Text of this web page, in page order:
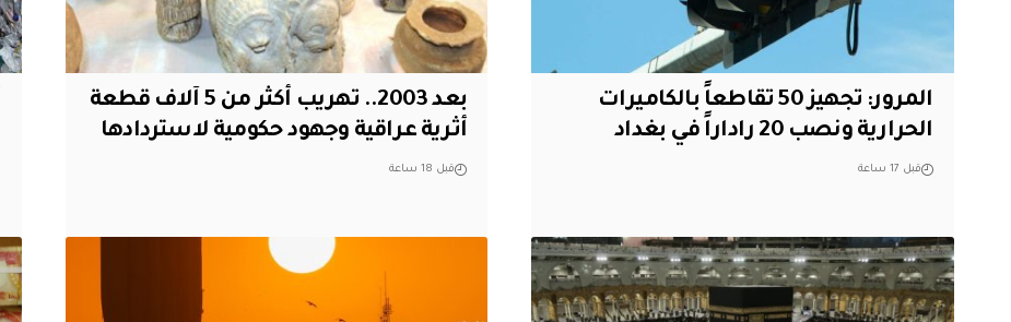
المرور: تجهيز 50 تقاطعاً بالكاميرات
الحرارية ونصب 20 راداراً في بغداد
قبل 17 ساعة
بعد 2003.. تهريب أكثر من 5 آلاف قطعة
أثرية عراقية وجهود حكومية لاستردادها
قبل 18 ساعة